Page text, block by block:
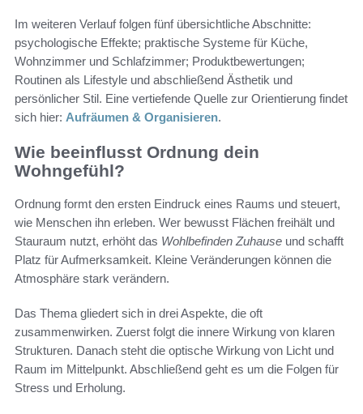
Im weiteren Verlauf folgen fünf übersichtliche Abschnitte:
psychologische Effekte; praktische Systeme für Küche,
Wohnzimmer und Schlafzimmer; Produktbewertungen;
Routinen als Lifestyle und abschließend Ästhetik und
persönlicher Stil. Eine vertiefende Quelle zur Orientierung findet
sich hier: Aufräumen & Organisieren.
Wie beeinflusst Ordnung dein
Wohngefühl?
Ordnung formt den ersten Eindruck eines Raums und steuert,
wie Menschen ihn erleben. Wer bewusst Flächen freihält und
Stauraum nutzt, erhöht das Wohlbefinden Zuhause und schafft
Platz für Aufmerksamkeit. Kleine Veränderungen können die
Atmosphäre stark verändern.
Das Thema gliedert sich in drei Aspekte, die oft
zusammenwirken. Zuerst folgt die innere Wirkung von klaren
Strukturen. Danach steht die optische Wirkung von Licht und
Raum im Mittelpunkt. Abschließend geht es um die Folgen für
Stress und Erholung.